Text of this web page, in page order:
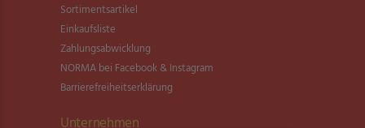
Sortimentsartikel
Einkaufsliste
Zahlungsabwicklung
NORMA bei Facebook & Instagram
Barrierefreiheitserklärung
Unternehmen